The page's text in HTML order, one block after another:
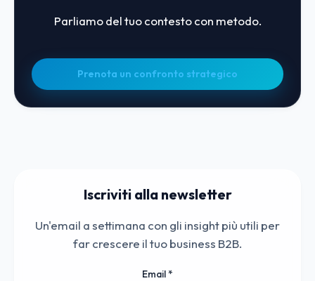
Parliamo del tuo contesto con metodo.
Prenota un confronto strategico
Iscriviti alla newsletter
Un'email a settimana con gli insight più utili per
far crescere il tuo business B2B.
Email*